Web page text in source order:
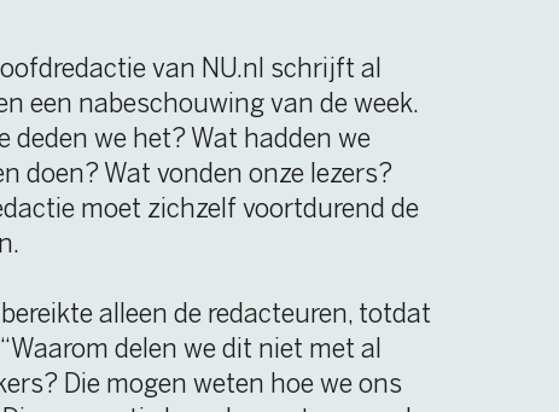
onze lezers?
voortdurend de
redacteuren, totdat
dit niet met al
hoe we ons
eerst vragende
de rubriek ‘Van de
gepubliceerd,
en